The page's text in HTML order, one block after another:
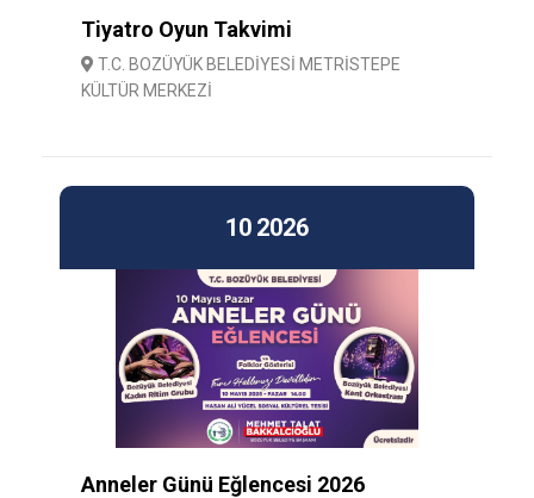
Tiyatro Oyun Takvimi
T.C. BOZÜYÜK BELEDİYESİ METRİSTEPE
KÜLTÜR MERKEZİ
10 2026
Anneler Günü Eğlencesi 2026